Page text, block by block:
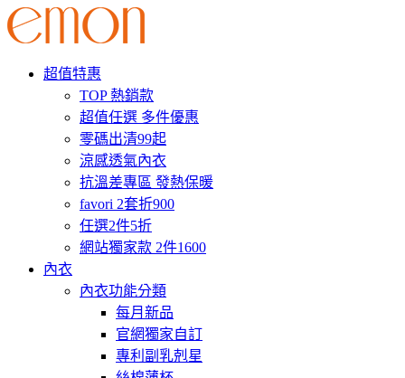
超值特惠
TOP 熱銷款
超值任選 多件優惠
零碼出清99起
涼感透氣內衣
抗溫差專區 發熱保暖
favori 2套折900
任選2件5折
網站獨家款 2件1600
內衣
內衣功能分類
每月新品
官網獨家自訂
專利副乳剋星